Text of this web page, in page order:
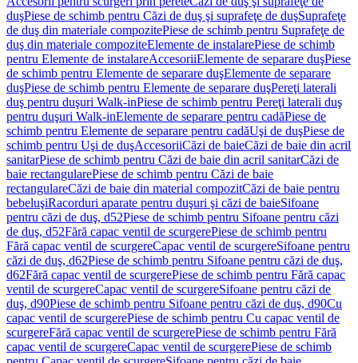
duşPiese de schimb pentru Căzi de duş şi suprafeţe de duşSuprafeţe
de duş din materiale compozitePiese de schimb pentru Suprafeţe de
duş din materiale compoziteElemente de instalarePiese de schimb
pentru Elemente de instalareAccesoriiElemente de separare duşPiese
de schimb pentru Elemente de separare duşElemente de separare
duşPiese de schimb pentru Elemente de separare duşPereţi laterali
duş pentru duşuri Walk-inPiese de schimb pentru Pereţi laterali duş
pentru duşuri Walk-inElemente de separare pentru cadăPiese de
schimb pentru Elemente de separare pentru cadăUşi de duşPiese de
schimb pentru Uşi de duşAccesoriiCăzi de baieCăzi de baie din acril
sanitarPiese de schimb pentru Căzi de baie din acril sanitarCăzi de
baie rectangularePiese de schimb pentru Căzi de baie
rectangulareCăzi de baie din material compozitCăzi de baie pentru
bebeluşiRacorduri aparate pentru duşuri şi căzi de baieSifoane
pentru căzi de duş, d52Piese de schimb pentru Sifoane pentru căzi
de duş, d52Fără capac ventil de scurgerePiese de schimb pentru
Fără capac ventil de scurgereCapac ventil de scurgereSifoane pentru
căzi de duş, d62Piese de schimb pentru Sifoane pentru căzi de duş,
d62Fără capac ventil de scurgerePiese de schimb pentru Fără capac
ventil de scurgereCapac ventil de scurgereSifoane pentru căzi de
duş, d90Piese de schimb pentru Sifoane pentru căzi de duş, d90Cu
capac ventil de scurgerePiese de schimb pentru Cu capac ventil de
scurgereFără capac ventil de scurgerePiese de schimb pentru Fără
capac ventil de scurgereCapac ventil de scurgerePiese de schimb